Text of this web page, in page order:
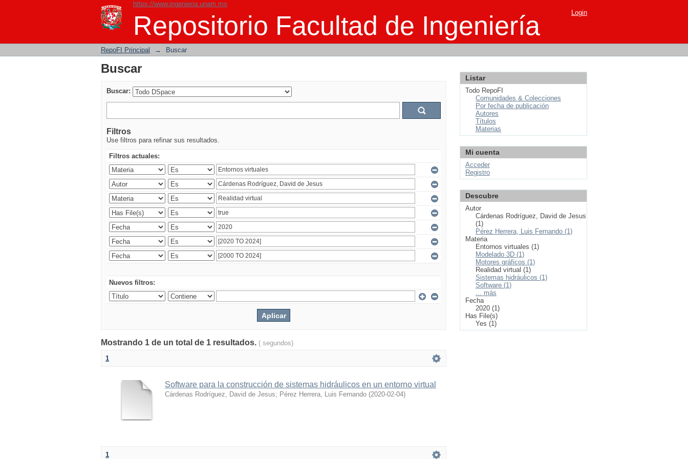
https://www.ingenieria.unam.mx
Repositorio Facultad de Ingeniería
Buscar Login
RepoFI Principal → Buscar
Buscar
Buscar:
Filtros
Use filtros para refinar sus resultados.
Filtros actuales:
Nuevos filtros:
Mostrando 1 de un total de 1 resultados. ( segundos)
1
Software para la construcción de sistemas hidráulicos en un entorno virtual
Cárdenas Rodríguez, David de Jesus; Pérez Herrera, Luis Fernando (2020-02-04)
1
Listar
Todo RepoFI
Comunidades & Colecciones
Por fecha de publicación
Autores
Títulos
Materias
Mi cuenta
Acceder
Registro
Descubre
Autor
Cárdenas Rodríguez, David de Jesus
(1)
Pérez Herrera, Luis Fernando (1)
Materia
Entornos virtuales (1)
Modelado 3D (1)
Motores gráficos (1)
Realidad virtual (1)
Sistemas hidráulicos (1)
Software (1)
... más
Fecha
2020 (1)
Has File(s)
Yes (1)